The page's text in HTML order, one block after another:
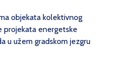
objekata kolektivnog
projekata energetske
u užem gradskom jezgru